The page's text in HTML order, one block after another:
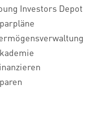
Investors Depot